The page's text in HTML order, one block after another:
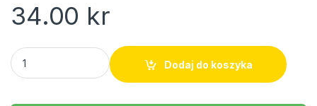
34.00 kr
Napój energetyczny Dzik Tropic Zero 500ml puszka quantity
Dodaj do koszyka